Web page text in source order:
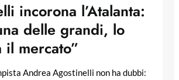
incorona l’Atalanta:
delle grandi, lo
il mercato”
Andrea Agostinelli non ha dubbi: